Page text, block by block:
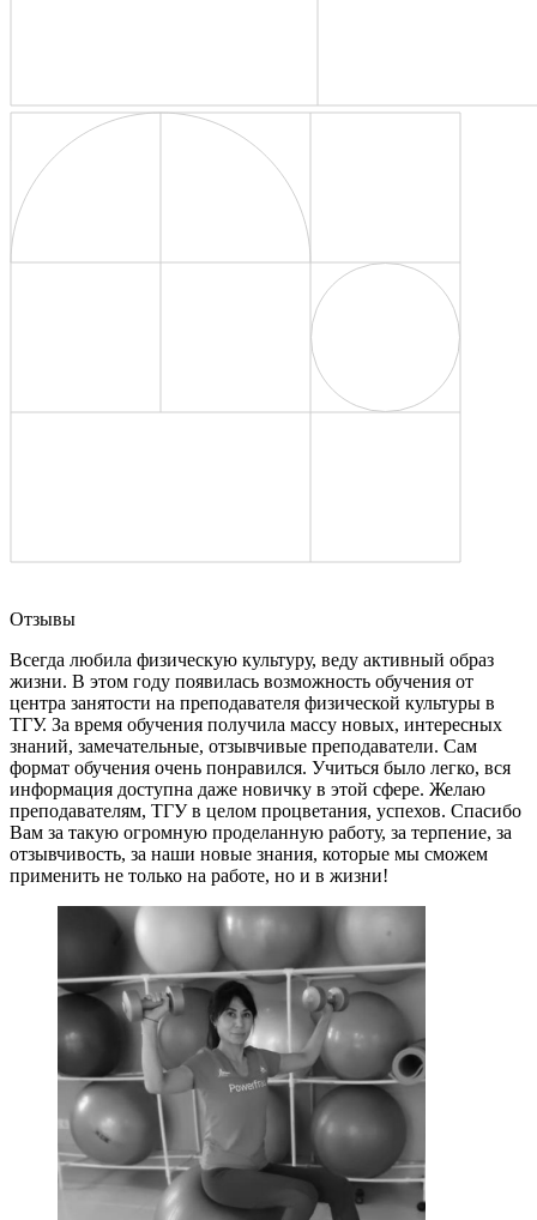
Отзывы
Всегда любила физическую культуру, веду активный образ
жизни. В этом году появилась возможность обучения от
центра занятости на преподавателя физической культуры в
ТГУ. За время обучения получила массу новых, интересных
знаний, замечательные, отзывчивые преподаватели. Сам
формат обучения очень понравился. Учиться было легко, вся
информация доступна даже новичку в этой сфере. Желаю
преподавателям, ТГУ в целом процветания, успехов. Спасибо
Вам за такую огромную проделанную работу, за терпение, за
отзывчивость, за наши новые знания, которые мы сможем
применить не только на работе, но и в жизни!